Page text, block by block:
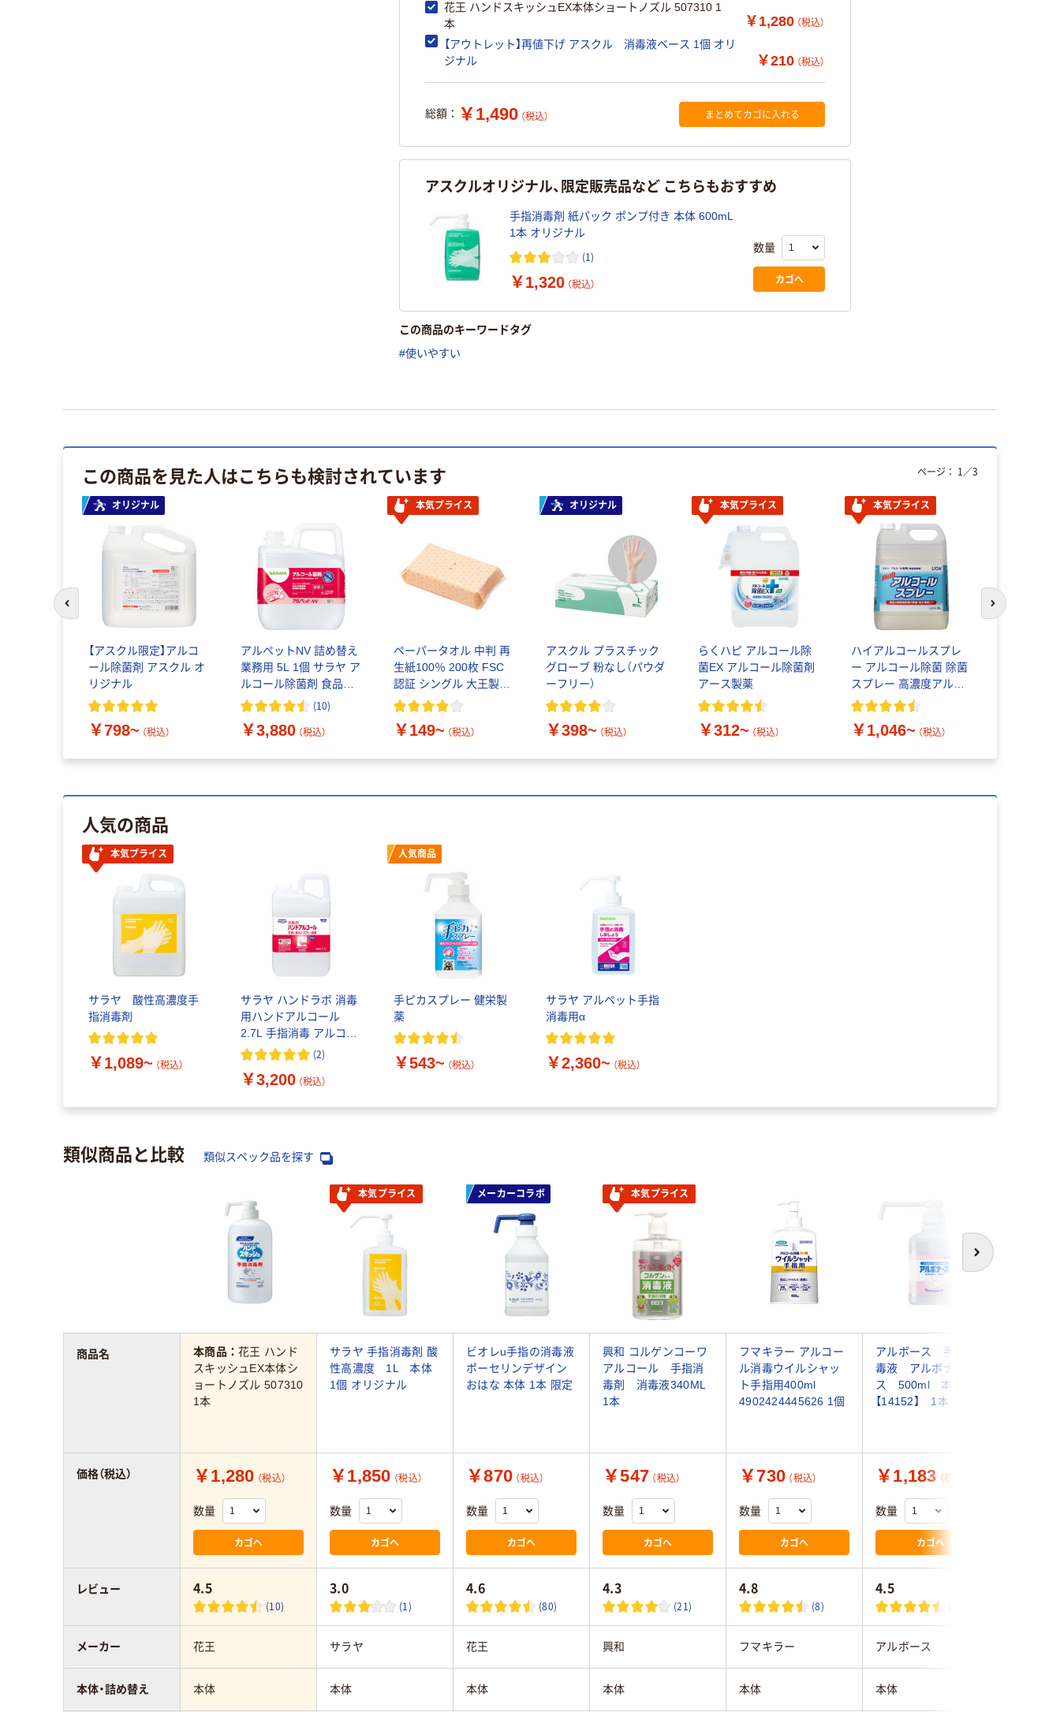
花王 ハンドスキッシュEX本体ショートノズル 507310 1
本
￥1,280 （税込）
【アウトレット】再値下げ アスクル 消毒液ベース 1個 オリ
ジナル
￥210 （税込）
総額： ￥1,490 （税込） まとめてカゴに入れる
アスクルオリジナル、限定販売品など こちらもおすすめ
手指消毒剤 紙パック ポンプ付き 本体 600mL
1本 オリジナル
(1)
￥1,320 （税込）
数量
カゴへ
この商品のキーワードタグ
#使いやすい
この商品を見た人はこちらも検討されています
オリジナル
【アスクル限定】アルコ
ール除菌剤 アスクル オ
リジナル
￥798~ （税込）
アルペットNV 詰め替え
業務用 5L 1個 サラヤ ア
ルコール除菌剤 食品添
加物 弱酸性 厨房用 ウイ
(10)
￥3,880 （税込）
本気プライス
ペーパータオル 中判 再
生紙100％ 200枚 FSC
認証 シングル 大王製紙
共同企画 オリジナル
￥149~ （税込）
オリジナル
アスクル プラスチック
グローブ 粉なし（パウダ
ーフリー）
￥398~ （税込）
本気プライス
らくハピ アルコール除
菌EX アルコール除菌剤
アース製薬
￥312~ （税込）
本気プライス
ハイアルコールスプレ
ー アルコール除菌 除菌
スプレー 高濃度アルコ
ール ライオン
￥1,046~ （税込）
ページ： 1 ／3
前のスライドへ 次のスライド
人気の商品
本気プライス
サラヤ 酸性高濃度手
指消毒剤
￥1,089~ （税込）
サラヤ ハンドラボ 消毒
用ハンドアルコール
2.7L 手指消毒 アルコー
ル エタノール 1個
(2)
￥3,200 （税込）
人気商品
手ピカスプレー 健栄製
薬
￥543~ （税込）
サラヤ アルペット手指
消毒用α
￥2,360~ （税込）
類似商品と比較 類似スペック品を探す
次へ
本気プライス メーカーコラボ 本気プライス
本商品：花王 ハンド
スキッシュEX本体シ
ョートノズル 507310
1本
サラヤ 手指消毒剤 酸
性高濃度 1L 本体
1個 オリジナル
ビオレu手指の消毒液
ポーセリンデザイン
おはな 本体 1本 限定
興和 コルゲンコーワ
アルコール 手指消
毒剤 消毒液340ML
1本
フマキラー アルコー
ル消毒ウイルシャッ
ト手指用400ml
4902424445626 1個
アルボース 手指消
毒液 アルボナー
ス 500ml 本体
【14152】 1本
￥1,280 （税込）
数量
カゴへ
￥1,850 （税込）
数量
カゴへ
￥870 （税込）
数量
カゴへ
￥547 （税込）
数量
カゴへ
￥730 （税込）
数量
カゴへ
￥1,183 （税込）
数量
カゴへ
4.5
(10)
3.0
(1)
4.6
(80)
4.3
(21)
4.8
(8)
4.5
(23)
花王 サラヤ 花王 興和 フマキラー アルボース
本体 本体 本体 本体 本体 本体
商品名
価格（税込）
レビュー
メーカー
本体・詰め替え